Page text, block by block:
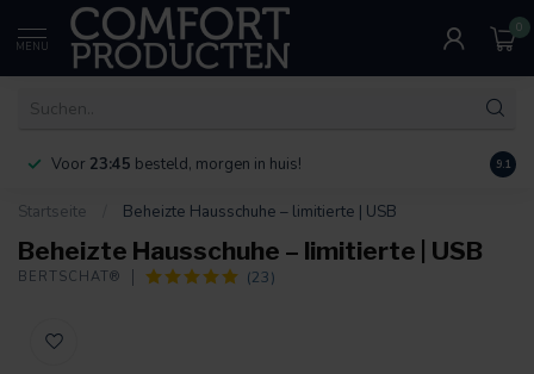
MENU
0
Voor 23:45 besteld, morgen in huis! 9.1
Startseite Beheizte Hausschuhe – limitierte | USB
Beheizte Hausschuhe – limitierte | USB
BERTSCHAT® (23)